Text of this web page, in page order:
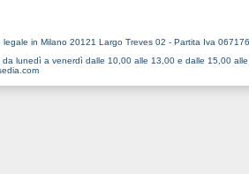
in Milano 20121 Largo Treves 02 - Partita Iva
lunedì a venerdì dalle 10,00 alle 13,00 e dalle 15,00